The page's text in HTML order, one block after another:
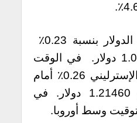
انخفض اليورومقابل الدولار بنسبة 0.23٪
ليتداول بسعر 1.05996 دولار. في الوقت
نفسه، خسر الجنيه الإسترليني 0.26٪ أمام
الدولار، ليصل إلى 1.21460 دولار. في